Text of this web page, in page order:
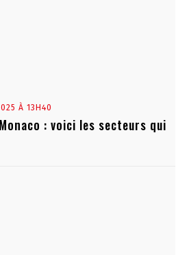
À 13H40
: voici les secteurs qui